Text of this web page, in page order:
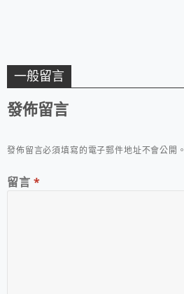
一般留言
發佈留言
發佈留言必須填寫的電子郵件地址不會公開。
留言 *